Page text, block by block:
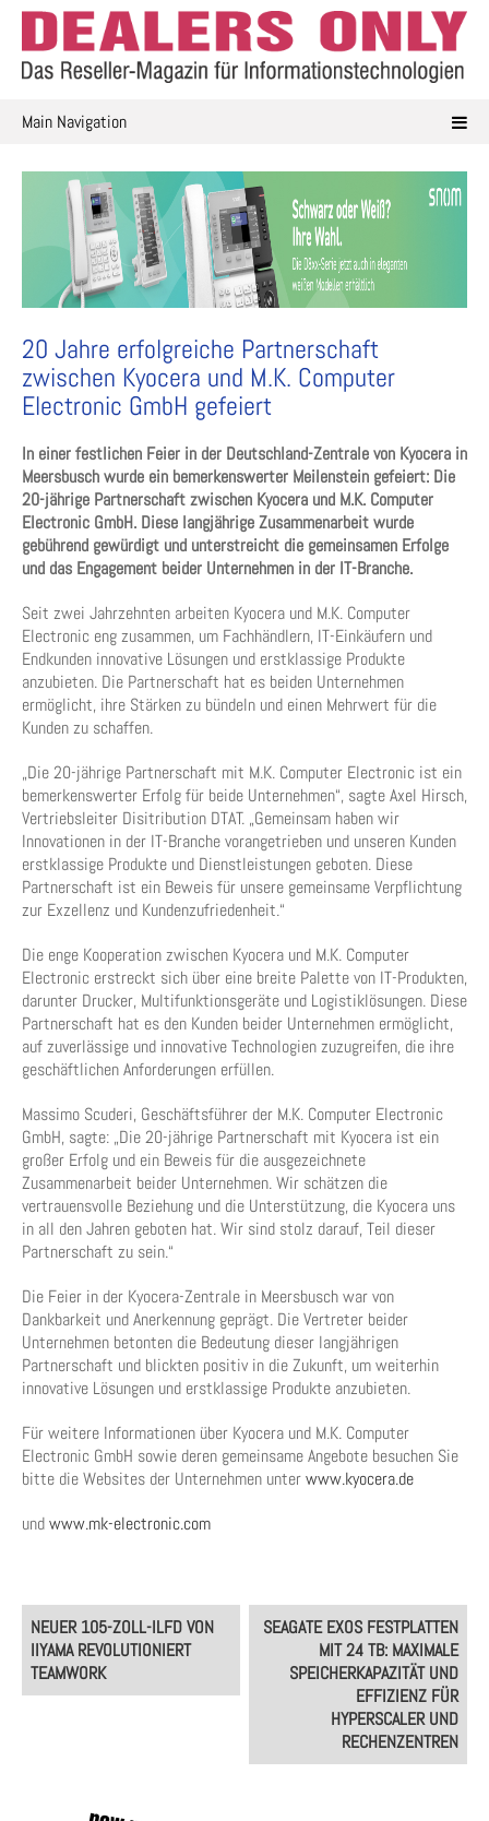
Skip
content
Main Navigation
20 Jahre erfolgreiche Partnerschaft
zwischen Kyocera und M.K. Computer
Electronic GmbH gefeiert
In einer festlichen Feier in der Deutschland-Zentrale von Kyocera in
Meersbusch wurde ein bemerkenswerter Meilenstein gefeiert: Die
20-jährige Partnerschaft zwischen Kyocera und M.K. Computer
Electronic GmbH. Diese langjährige Zusammenarbeit wurde
gebührend gewürdigt und unterstreicht die gemeinsamen Erfolge
und das Engagement beider Unternehmen in der IT-Branche.
Seit zwei Jahrzehnten arbeiten Kyocera und M.K. Computer
Electronic eng zusammen, um Fachhändlern, IT-Einkäufern und
Endkunden innovative Lösungen und erstklassige Produkte
anzubieten. Die Partnerschaft hat es beiden Unternehmen
ermöglicht, ihre Stärken zu bündeln und einen Mehrwert für die
Kunden zu schaffen.
„Die 20-jährige Partnerschaft mit M.K. Computer Electronic ist ein
bemerkenswerter Erfolg für beide Unternehmen“, sagte Axel Hirsch,
Vertriebsleiter Disitribution DTAT. „Gemeinsam haben wir
Innovationen in der IT-Branche vorangetrieben und unseren Kunden
erstklassige Produkte und Dienstleistungen geboten. Diese
Partnerschaft ist ein Beweis für unsere gemeinsame Verpflichtung
zur Exzellenz und Kundenzufriedenheit.“
Die enge Kooperation zwischen Kyocera und M.K. Computer
Electronic erstreckt sich über eine breite Palette von IT-Produkten,
darunter Drucker, Multifunktionsgeräte und Logistiklösungen. Diese
Partnerschaft hat es den Kunden beider Unternehmen ermöglicht,
auf zuverlässige und innovative Technologien zuzugreifen, die ihre
geschäftlichen Anforderungen erfüllen.
Massimo Scuderi, Geschäftsführer der M.K. Computer Electronic
GmbH, sagte: „Die 20-jährige Partnerschaft mit Kyocera ist ein
großer Erfolg und ein Beweis für die ausgezeichnete
Zusammenarbeit beider Unternehmen. Wir schätzen die
vertrauensvolle Beziehung und die Unterstützung, die Kyocera uns
in all den Jahren geboten hat. Wir sind stolz darauf, Teil dieser
Partnerschaft zu sein.“
Die Feier in der Kyocera-Zentrale in Meersbusch war von
Dankbarkeit und Anerkennung geprägt. Die Vertreter beider
Unternehmen betonten die Bedeutung dieser langjährigen
Partnerschaft und blickten positiv in die Zukunft, um weiterhin
innovative Lösungen und erstklassige Produkte anzubieten.
Für weitere Informationen über Kyocera und M.K. Computer
Electronic GmbH sowie deren gemeinsame Angebote besuchen Sie
bitte die Websites der Unternehmen unterwww.kyocera.de
undwww.mk-electronic.com
Post
navigation
NEUER 105-ZOLL-ILFD VON
IIYAMA REVOLUTIONIERT
TEAMWORK
SEAGATE EXOS FESTPLATTEN
MIT 24 TB: MAXIMALE
SPEICHERKAPAZITÄT UND
EFFIZIENZ FÜR
HYPERSCALER UND
RECHENZENTREN